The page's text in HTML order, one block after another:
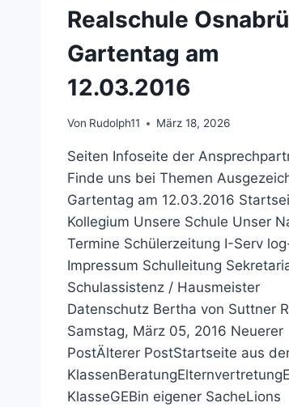
Realschule
Gartentag am
12.03.2016
Von Rudolph11 März 18, 2026
Seiten Infoseite der
Finde uns bei Themen
Gartentag am 12.03.2016
Kollegium Unsere Schule Unser
Termine Schülerzeitung I-Serv
Impressum Schulleitung
Schulassistenz / Hausmeister
Datenschutz Bertha von Suttner
Samstag, März 05, 2016 Neuerer
PostÄlterer PostStartseite aus
KlasseGEBin eigener SacheLions